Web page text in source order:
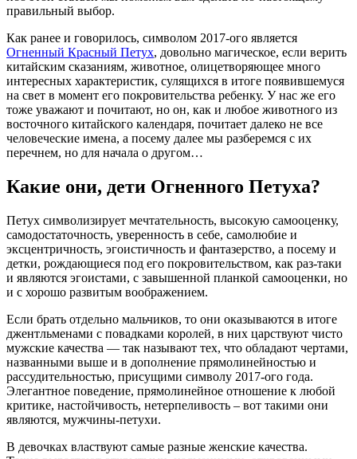
правильный выбор.
Как ранее и говорилось, символом 2017-ого является
Огненный Красный Петух, довольно магическое, если верить
китайским сказаниям, животное, олицетворяющее много
интересных характеристик, сулящихся в итоге появившемуся
на свет в момент его покровительства ребенку. У нас же его
тоже уважают и почитают, но он, как и любое животного из
восточного китайского календаря, почитает далеко не все
человеческие имена, а посему далее мы разберемся с их
перечнем, но для начала о другом…
Какие они, дети Огненного Петуха?
Петух символизирует мечтательность, высокую самооценку,
самодостаточность, уверенность в себе, самолюбие и
эксцентричность, эгоистичность и фантазерство, а посему и
детки, рождающиеся под его покровительством, как раз-таки
и являются эгоистами, с завышенной планкой самооценки, но
и с хорошо развитым воображением.
Если брать отдельно мальчиков, то они оказываются в итоге
джентльменами с повадками королей, в них царствуют чисто
мужские качества — так называют тех, что обладают чертами,
названными выше и в дополнение прямолинейностью и
рассудительностью, присущими символу 2017-ого года.
Элегантное поведение, прямолинейное отношение к любой
критике, настойчивость, нетерпеливость – вот такими они
являются, мужчины-петухи.
В девочках властвуют самые разные женские качества.